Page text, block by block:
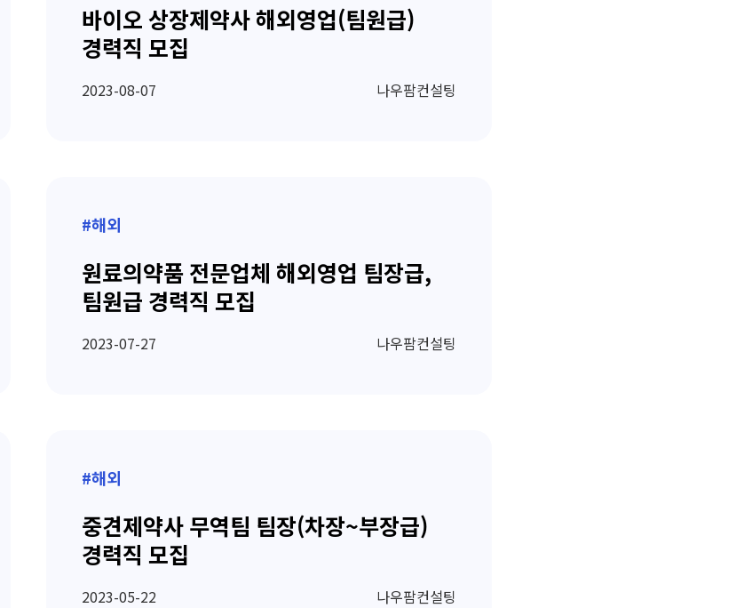
바이오 상장제약사 해외영업(팀원급)
경력직 모집
2023-08-07 나우팜컨설팅
#해외
원료의약품 전문업체 해외영업 팀장급,
팀원급 경력직 모집
2023-07-27 나우팜컨설팅
#해외
중견제약사 무역팀 팀장(차장~부장급)
경력직 모집
2023-05-22 나우팜컨설팅